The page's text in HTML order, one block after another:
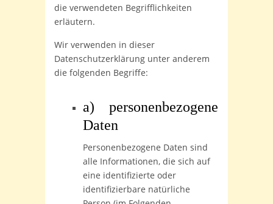
die verwendeten Begrifflichkeiten
erläutern.
Wir verwenden in dieser
Datenschutzerklärung unter anderem
die folgenden Begriffe:
a) personenbezogene
Daten
Personenbezogene Daten sind
alle Informationen, die sich auf
eine identifizierte oder
identifizierbare natürliche